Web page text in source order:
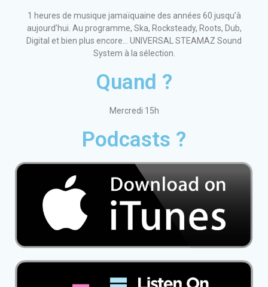
1 heures de musique jamaïquaine des années 60 jusqu’à
aujourd’hui. Au programme, Ska, Rocksteady, Roots, Dub,
Digital et bien plus encore… UNIVERSAL STEAMAZ Sound
System à la sélection.
Quand ?
Mercredi 15h
Podcasts ?